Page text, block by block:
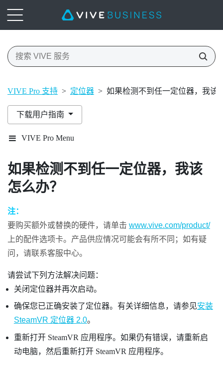
VIVE Pro 支持 > 定位器 > 如果检测不到任一定位器，我该
下载用户指南
VIVE Pro Menu
如果检测不到任一定位器，我该
怎么办？
注：
要购买额外或替换的硬件，请单击 www.vive.com/product/
上的配件选项卡。产品供应情况可能会有所不同；如有疑
问，请联系客服中心。
请尝试下列方法解决问题：
关闭定位器并再次启动。
确保您已正确安装了定位器。有关详细信息，请参见安装
SteamVR 定位器 2.0。
重新打开 SteamVR 应用程序。如果仍有错误，请重新启
动电脑，然后重新打开 SteamVR 应用程序。